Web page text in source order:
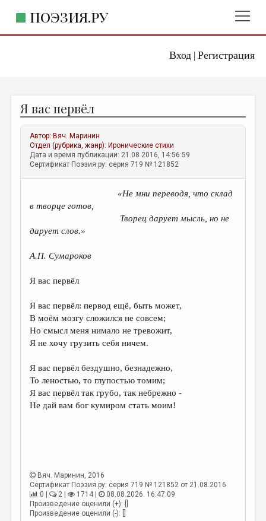
Вход| Регистрация
ПОЭЗИЯ.РУ
ЖАНРЫ
АВТОРЫ
КОММЕНТАРИИ
ЛИТСАЛОН
ИЗБРАННОЕ
ДАЙДЖЕСТ
ПРОИЗВЕДЕНИЯ
ПЕРЕВОДЫ
КОНКУРСЫ
ДЕТСКАЯ КОМНАТА
КНИЖНАЯ ПОЛКА
ОБЗОР ЛИТЕРАТУРЫ
КОЛОНКА РЕДАКТОРА
РЕДКОЛЛЕГИЯ
ОТ РЕДАКЦИИ
Я вас первёл
Автор: Вяч. Маринин
Отдел (рубрика, жанр): Иронические стихи
Дата и время публикации: 21.08.2016, 14:56:59
Сертификат Поэзия.ру: серия 719 № 121852
«Не мни переводя, что склад
в творце готов,
Творец дарует мысль, но не
дарует слов.»
А.П. Сумароков
Я вас первёл
Я вас первёл: первод ещё, быть может,
В моём мозгу сложился не совсем;
Но смысл меня нимало не тревожит,
Я не хочу грузить себя ничем.
Я вас первёл бездушно, безнадежно,
То леностью, то глупостью томим;
Я вас первёл так грубо, так небрежно -
Не дай вам бог кумиром стать моим!
Вяч. Маринин, 2016
Сертификат Поэзия.ру: серия 719 № 121852 от 21.08.2016
0 |
2 | 1714 |
08.08.2026. 16:47:09
Произведение оценили (+): []
Произведение оценили (-): []